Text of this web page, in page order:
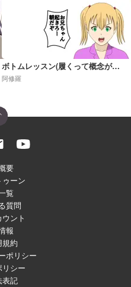
ボトムレッスン(履くって概念が崩壊した世界)R18
阿修羅
要
ゥーン
覧
質問
ント
報
規約
ポリシー
シー
表記